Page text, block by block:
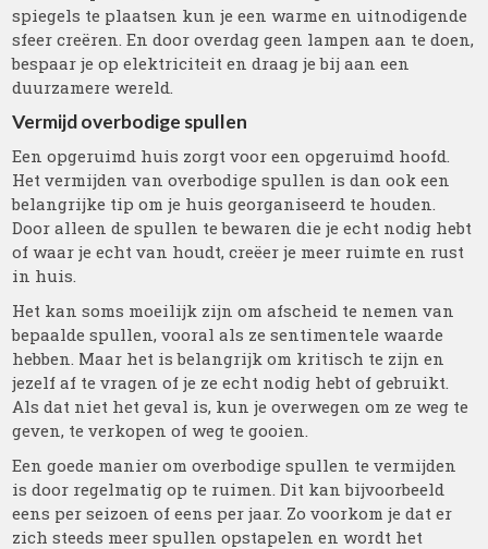
spiegels te plaatsen kun je een warme en uitnodigende
sfeer creëren. En door overdag geen lampen aan te doen,
bespaar je op elektriciteit en draag je bij aan een
duurzamere wereld.
Vermijd overbodige spullen
Een opgeruimd huis zorgt voor een opgeruimd hoofd.
Het vermijden van overbodige spullen is dan ook een
belangrijke tip om je huis georganiseerd te houden.
Door alleen de spullen te bewaren die je echt nodig hebt
of waar je echt van houdt, creëer je meer ruimte en rust
in huis.
Het kan soms moeilijk zijn om afscheid te nemen van
bepaalde spullen, vooral als ze sentimentele waarde
hebben. Maar het is belangrijk om kritisch te zijn en
jezelf af te vragen of je ze echt nodig hebt of gebruikt.
Als dat niet het geval is, kun je overwegen om ze weg te
geven, te verkopen of weg te gooien.
Een goede manier om overbodige spullen te vermijden
is door regelmatig op te ruimen. Dit kan bijvoorbeeld
eens per seizoen of eens per jaar. Zo voorkom je dat er
zich steeds meer spullen opstapelen en wordt het